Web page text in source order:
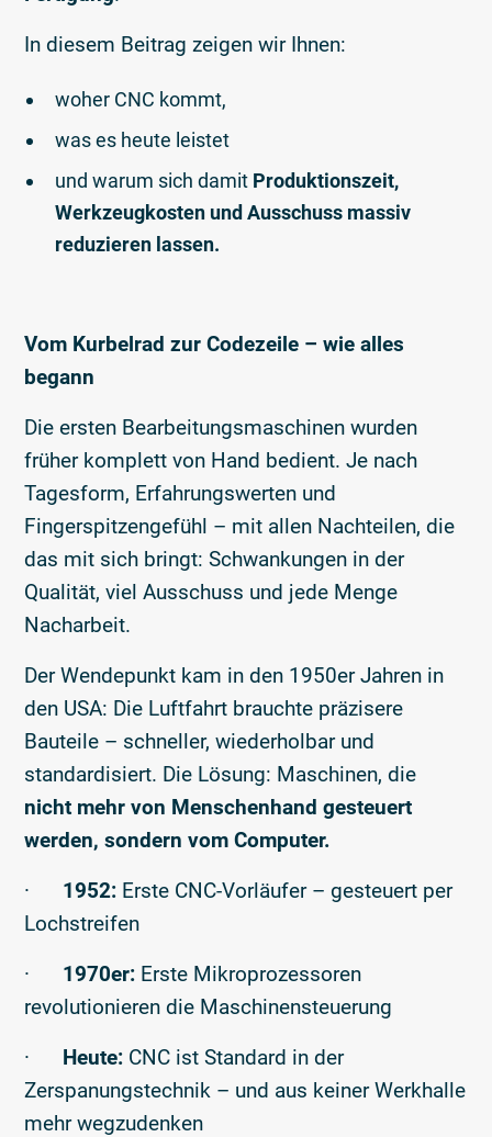
In diesem Beitrag zeigen wir Ihnen:
woher CNC kommt,
was es heute leistet
und warum sich damit Produktionszeit,
Werkzeugkosten und Ausschuss massiv
reduzieren lassen.
Vom Kurbelrad zur Codezeile – wie alles
begann
Die ersten Bearbeitungsmaschinen wurden
früher komplett von Hand bedient. Je nach
Tagesform, Erfahrungswerten und
Fingerspitzengefühl – mit allen Nachteilen, die
das mit sich bringt: Schwankungen in der
Qualität, viel Ausschuss und jede Menge
Nacharbeit.
Der Wendepunkt kam in den 1950er Jahren in
den USA: Die Luftfahrt brauchte präzisere
Bauteile – schneller, wiederholbar und
standardisiert. Die Lösung: Maschinen, die
nicht mehr von Menschenhand gesteuert
werden, sondern vom Computer.
· 1952: Erste CNC-Vorläufer – gesteuert per
Lochstreifen
· 1970er: Erste Mikroprozessoren
revolutionieren die Maschinensteuerung
· Heute: CNC ist Standard in der
Zerspanungstechnik – und aus keiner Werkhalle
mehr wegzudenken